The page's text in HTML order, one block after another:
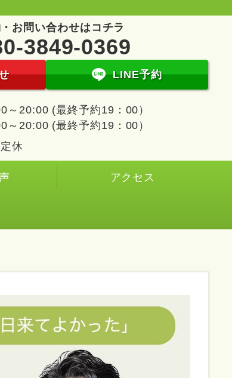
お問い合わせはコチラ
3849-0369
LINE予約
～20:00 (最終予約19：00）
～20:00 (最終予約19：00）
休
アクセス